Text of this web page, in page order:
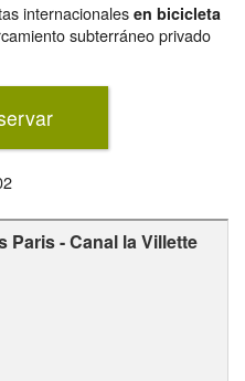
internacionales en bicicleta
subterráneo privado
Paris - Canal la Villette